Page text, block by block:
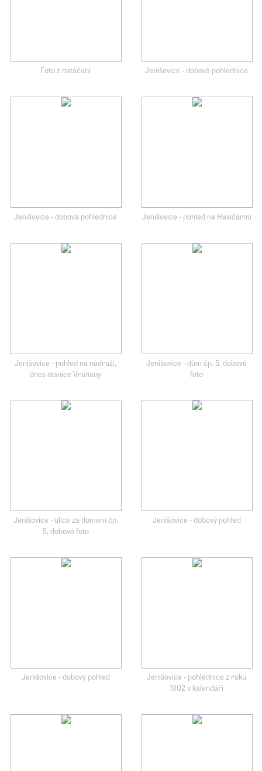
Foto z natáčení Jenišovice - dobová pohlednice
Jenišovice - dobová pohlednice Jenišovice - pohled na Hasičárnu
Jenišovice - pohled na nádraží,
dnes stanice Vraňany
Jenišovice - dům čp. 5, dobové
foto
Jenišovice - ulice za domem čp.
5, dobové foto
Jenišovice - dobový pohled
Jenišovice - dobový pohled
Jenišovice - pohlednice z roku
1902 v kalendáři